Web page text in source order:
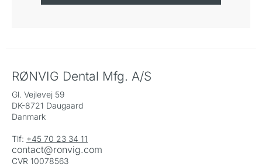
RØNVIG Dental Mfg. A/S
Gl. Vejlevej 59
DK-8721 Daugaard
Danmark
Tlf: +45 70 23 34 11
contact@ronvig.com
CVR 10078563